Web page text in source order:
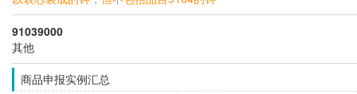
91039000
其他
商品申报实例汇总